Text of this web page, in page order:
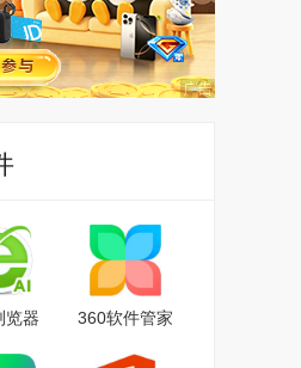
览器 360软件管家